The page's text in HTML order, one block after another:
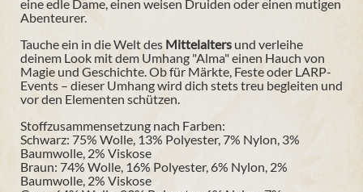
eine edle Dame, einen weisen Druiden oder einen mutigen
Abenteurer.
Tauche ein in die Welt des Mittelalters und verleihe
deinem Look mit dem Umhang "Alma" einen Hauch von
Magie und Geschichte. Ob für Märkte, Feste oder LARP-
Events – dieser Umhang wird dich stets treu begleiten und
vor den Elementen schützen.
Stoffzusammensetzung nach Farben:
Schwarz: 75% Wolle, 13% Polyester, 7% Nylon, 3%
Baumwolle, 2% Viskose
Braun: 74% Wolle, 16% Polyester, 6% Nylon, 2%
Baumwolle, 2% Viskose